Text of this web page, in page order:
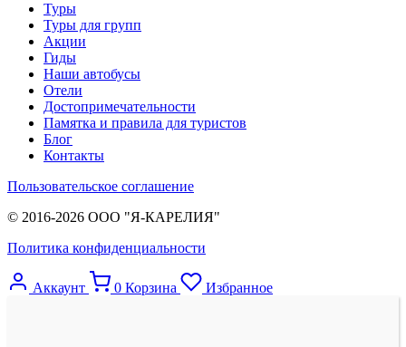
Туры
Туры для групп
Акции
Гиды
Наши автобусы
Отели
Достопримечательности
Памятка и правила для туристов
Блог
Контакты
Пользовательское соглашение
© 2016-2026 ООО "Я-КАРЕЛИЯ"
Политика конфиденциальности
Аккаунт 0 Корзина Избранное